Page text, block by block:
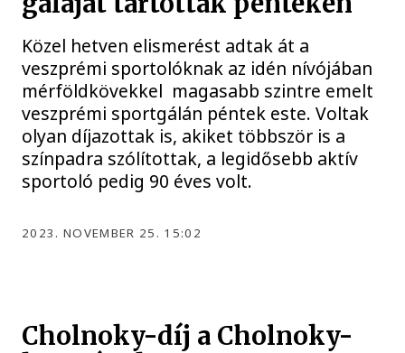
Közel hetven elismerést adtak át a
veszprémi sportolóknak az idén nívójában
mérföldkövekkel magasabb szintre emelt
veszprémi sportgálán péntek este. Voltak
olyan díjazottak is, akiket többször is a
színpadra szólítottak, a legidősebb aktív
sportoló pedig 90 éves volt.
2023. NOVEMBER 25. 15:02
Cholnoky-díj a Cholnoky-